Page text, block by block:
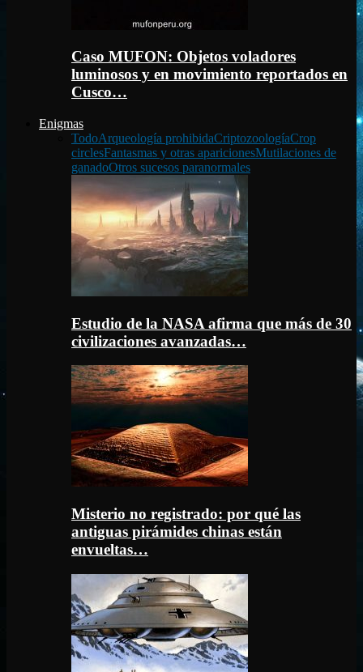
Caso MUFON: Objetos voladores
luminosos y en movimiento reportados en
Cusco…
Enigmas
TodoArqueología prohibidaCriptozoologíaCrop
circlesFantasmas y otras aparicionesMutilaciones de
ganadoOtros sucesos paranormales
Estudio de la NASA afirma que más de 30
civilizaciones avanzadas…
Misterio no registrado: por qué las
antiguas pirámides chinas están
envueltas…